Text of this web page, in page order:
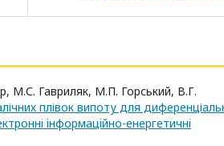
М.С. Гавриляк, М.П. Горський, В.Г.
плівок випоту для
iнформацiйно-енергетичнi